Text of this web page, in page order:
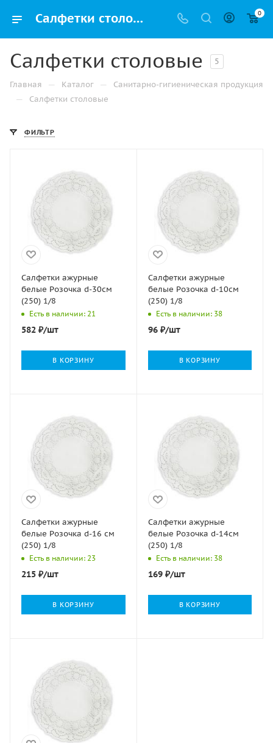
Салфетки столовые купить – бумажные сервировочные салфетки в Самаре 0
Салфетки столовые 5
Главная — Каталог — Санитарно-гигиеническая продукция
— Салфетки столовые
ФИЛЬТР
Салфетки ажурные
белые Розочка d-30см
(250) 1/8
Есть в наличии: 21
582 ₽/шт
В КОРЗИНУ
Салфетки ажурные
белые Розочка d-10см
(250) 1/8
Есть в наличии: 38
96₽/шт
В КОРЗИНУ
Салфетки ажурные
белые Розочка d-16 см
(250) 1/8
Есть в наличии: 23
215 ₽/шт
В КОРЗИНУ
Салфетки ажурные
белые Розочка d-14см
(250) 1/8
Есть в наличии: 38
169₽/шт
В КОРЗИНУ